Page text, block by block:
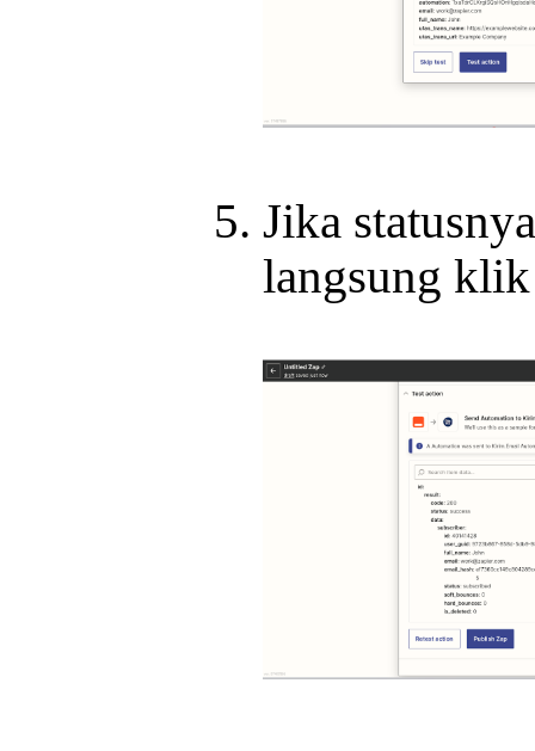
Jika
langsung